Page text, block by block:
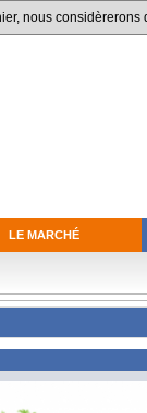
nous considèrerons
LE MARCHÉ